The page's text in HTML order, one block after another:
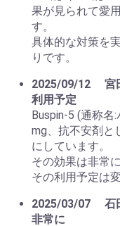
果が見られて愛
す。
具体的な対策を
りです。
2025/09/12
宮
利用予定
Buspin-5 (通称
mg、抗不安剤と
にしています。
その効果は非常
その利用予定は
2025/03/07
石
非常に